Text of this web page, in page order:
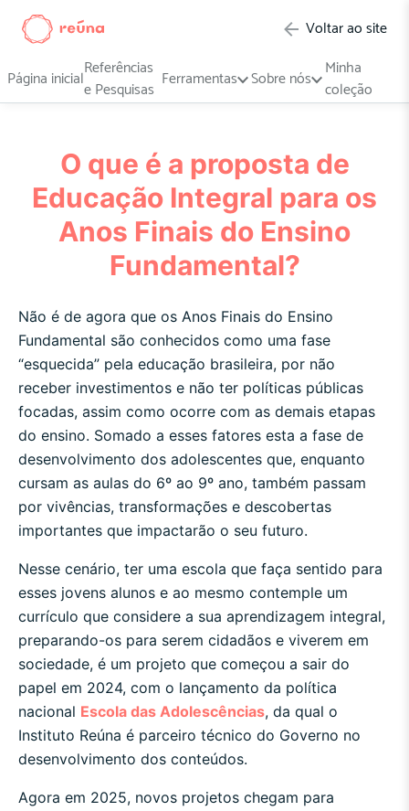
Voltar ao site
Página inicialReferências
e Pesquisas Ferramentas Sobre nós
Minha
coleção
O que é a proposta de
Educação Integral para os
Anos Finais do Ensino
Fundamental?
Não é de agora que os Anos Finais do Ensino
Fundamental são conhecidos como uma fase
“esquecida” pela educação brasileira, por não
receber investimentos e não ter políticas públicas
focadas, assim como ocorre com as demais etapas
do ensino. Somado a esses fatores esta a fase de
desenvolvimento dos adolescentes que, enquanto
cursam as aulas do 6º ao 9º ano, também passam
por vivências, transformações e descobertas
importantes que impactarão o seu futuro.
Nesse cenário, ter uma escola que faça sentido para
esses jovens alunos e ao mesmo contemple um
currículo que considere a sua aprendizagem integral,
preparando-os para serem cidadãos e viverem em
sociedade, é um projeto que começou a sair do
papel em 2024, com o lançamento da política
nacional Escola das Adolescências, da qual o
Instituto Reúna é parceiro técnico do Governo no
desenvolvimento dos conteúdos.
Agora em 2025, novos projetos chegam para